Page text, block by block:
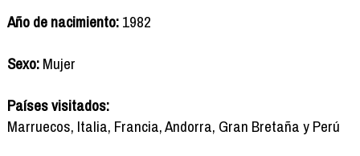
Año de nacimiento:1982
Sexo:Mujer
Países visitados:
Marruecos, Italia, Francia, Andorra, Gran Bretaña y Perú